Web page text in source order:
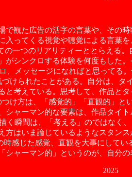
で観た広告の活字の言葉や、その
入ってくる視覚や聴覚による言葉
の一つのリアリティーととらえる
がシンクロする体験を何度もした
、メッセージになればと思ってる
けられたことがある。自分は、
と考えている。思考して、作品と
け方は、「感覚的」「直観的」と
シャーマン的な要素は、作品タイ
く瞬間は、「考える」のではなく
方はいま論じているようなスタン
感じた感覚、直観を大事にして
シャーマン的」というのが、自分
2025